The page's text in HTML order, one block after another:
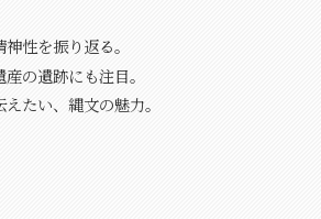
性を振り返る。
の遺跡にも注目。
たい、縄文の魅力。